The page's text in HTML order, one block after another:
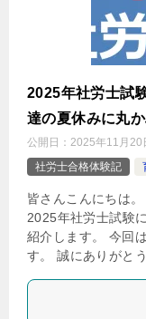
2025年社労士試
達の夏休みに丸か
公開日： 2025年11月20
社労士合格体験記
皆さんこんにちは
2025年社労士試験
紹介します。 今回
す。 誠にありがと